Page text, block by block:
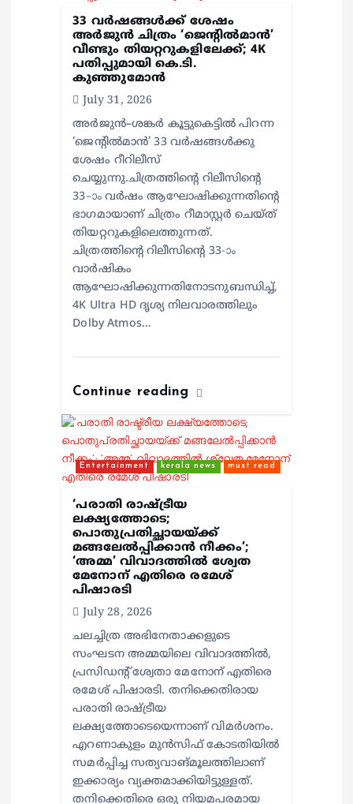
33 വർഷങ്ങൾക്ക് ശേഷം
അർജുൻ ചിത്രം ‘ജെന്റിൽമാൻ’
വീണ്ടും തിയറ്ററുകളിലേക്ക്; 4K
പതിപ്പുമായി കെ.ടി.
കുഞ്ഞുമോൻ
July 31, 2026
അർജുൻ–ശങ്കർ കൂട്ടുകെട്ടിൽ പിറന്ന
‘ജെന്റിൽമാൻ’ 33 വർഷങ്ങൾക്കു
ശേഷം റീറിലീസ്
ചെയ്യുന്നു.ചിത്രത്തിന്റെ റിലീസിന്റെ
33–ാം വർഷം ആഘോഷിക്കുന്നതിന്റെ
ഭാഗമായാണ് ചിത്രം റീമാസ്റ്റർ ചെയ്ത്
തിയറ്ററുകളിലെത്തുന്നത്.
ചിത്രത്തിന്റെ റിലീസിന്റെ 33-ാം
വാർഷികം
ആഘോഷിക്കുന്നതിനോടനുബന്ധിച്ച്,
4K Ultra HD ദൃശ്യ നിലവാരത്തിലും
Dolby Atmos…
Continue reading
Entertainment kerala news must read
‘പരാതി രാഷ്ട്രീയ
ലക്ഷ്യത്തോടെ;
പൊതുപ്രതിച്ഛായയ്ക്ക്
മങ്ങലേല്‍പ്പിക്കാന്‍ നീക്കം’;
‘അമ്മ’ വിവാദത്തില്‍ ശ്വേത
മേനോന് എതിരെ രമേശ്
പിഷാരടി
July 28, 2026
ചലച്ചിത്ര അഭിനേതാക്കളുടെ
സംഘടന അമ്മയിലെ വിവാദത്തില്‍,
പ്രസിഡന്റ് ശ്വേതാ മേനോന് എതിരെ
രമേശ് പിഷാരടി. തനിക്കെതിരായ
പരാതി രാഷ്ട്രീയ
ലക്ഷ്യത്തോടെയെന്നാണ് വിമര്‍ശനം.
എറണാകുളം മുന്‍സിഫ് കോടതിയില്‍
സമര്‍പ്പിച്ച സത്യവാങ്മൂലത്തിലാണ്
ഇക്കാര്യം വ്യക്തമാക്കിയിട്ടുള്ളത്.
തനിക്കെതിരെ ഒരു നിയമപരമായ